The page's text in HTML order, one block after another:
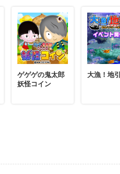
01月26日
コメント
、gさんの島を訪れて「はくしゅ」をして
ゲゲゲの鬼太郎
妖怪コイン
大漁！地